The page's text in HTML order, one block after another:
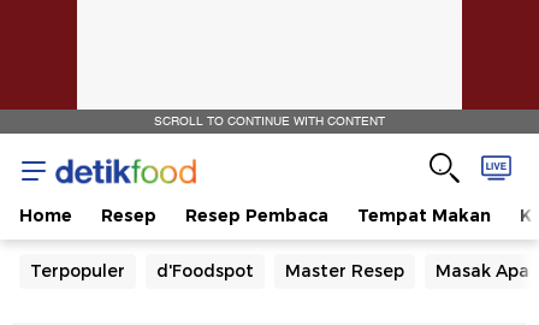
SCROLL TO CONTINUE WITH CONTENT
Home Resep Resep Pembaca Tempat Makan
Terpopuler d'Foodspot Master Resep Masak Apa